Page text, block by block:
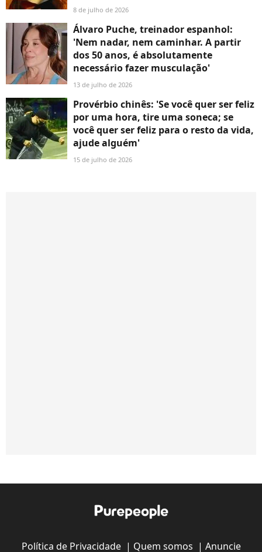
8 de julho de 2026
Álvaro Puche, treinador espanhol:
'Nem nadar, nem caminhar. A partir
dos 50 anos, é absolutamente
necessário fazer musculação'
13 de julho de 2026
Provérbio chinês: 'Se você quer ser feliz
por uma hora, tire uma soneca; se
você quer ser feliz para o resto da vida,
ajude alguém'
15 de julho de 2026
Política de Privacidade| Quem somos | Anuncie